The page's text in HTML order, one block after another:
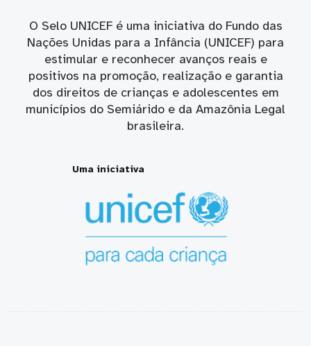
O Selo UNICEF é uma iniciativa do Fundo das
Nações Unidas para a Infância (UNICEF) para
estimular e reconhecer avanços reais e
positivos na promoção, realização e garantia
dos direitos de crianças e adolescentes em
municípios do Semiárido e da Amazônia Legal
brasileira.
Uma iniciativa